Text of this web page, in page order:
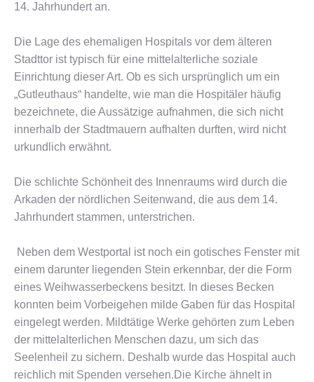
14. Jahrhundert an.
Die Lage des ehemaligen Hospitals vor dem älteren
Stadttor ist typisch für eine mittelalterliche soziale
Einrichtung dieser Art. Ob es sich ursprünglich um ein
„Gutleuthaus“ handelte, wie man die Hospitäler häufig
bezeichnete, die Aussätzige aufnahmen, die sich nicht
innerhalb der Stadtmauern aufhalten durften, wird nicht
urkundlich erwähnt.
Die schlichte Schönheit des Innenraums wird durch die
Arkaden der nördlichen Seitenwand, die aus dem 14.
Jahrhundert stammen, unterstrichen.
Neben dem Westportal ist noch ein gotisches Fenster mit
einem darunter liegenden Stein erkennbar, der die Form
eines Weihwasserbeckens besitzt. In dieses Becken
konnten beim Vorbeigehen milde Gaben für das Hospital
eingelegt werden. Mildtätige Werke gehörten zum Leben
der mittelalterlichen Menschen dazu, um sich das
Seelenheil zu sichern. Deshalb wurde das Hospital auch
reichlich mit Spenden versehen.Die Kirche ähnelt in